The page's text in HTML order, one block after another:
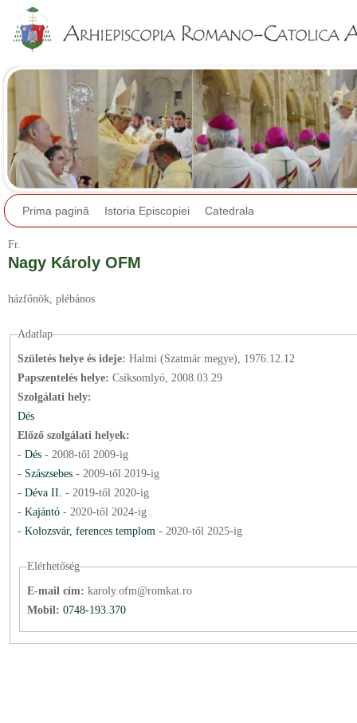
Prima pagină Istoria Episcopiei Catedrala
Fr.
Nagy Károly OFM
házfőnök, plébános
Adatlap
Születés helye és ideje: Halmi (Szatmár megye), 1976.12.12
Papszentelés helye: Csíksomlyó, 2008.03.29
Szolgálati hely:
Dés
Előző szolgálati helyek:
- Dés- 2008-től 2009-ig
- Szászsebes- 2009-től 2019-ig
- Déva II. - 2019-től 2020-ig
- Kajántó - 2020-től 2024-ig
- Kolozsvár, ferences templom - 2020-től 2025-ig
Elérhetőség
E-mail cím: karoly.ofm@romkat.ro
Mobil: 0748-193.370